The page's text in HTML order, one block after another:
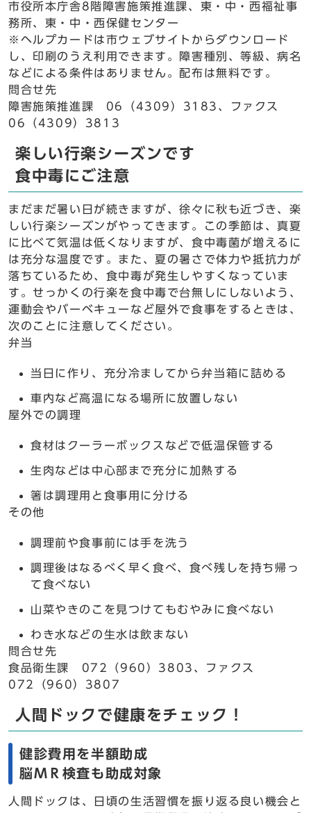
市役所本庁舎8階障害施策推進課、東・中・西福祉事
務所、東・中・西保健センター
※ヘルプカードは市ウェブサイトからダウンロード
し、印刷のうえ利用できます。障害種別、等級、病名
などによる条件はありません。配布は無料です。
問合せ先
障害施策推進課 06（4309）3183、ファクス
06（4309）3813
楽しい行楽シーズンです
食中毒にご注意
まだまだ暑い日が続きますが、徐々に秋も近づき、楽
しい行楽シーズンがやってきます。この季節は、真夏
に比べて気温は低くなりますが、食中毒菌が増えるに
は充分な温度です。また、夏の暑さで体力や抵抗力が
落ちているため、食中毒が発生しやすくなっていま
す。せっかくの行楽を食中毒で台無しにしないよう、
運動会やバーベキューなど屋外で食事をするときは、
次のことに注意してください。
弁当
当日に作り、充分冷ましてから弁当箱に詰める
車内など高温になる場所に放置しない
屋外での調理
食材はクーラーボックスなどで低温保管する
生肉などは中心部まで充分に加熱する
箸は調理用と食事用に分ける
その他
調理前や食事前には手を洗う
調理後はなるべく早く食べ、食べ残しを持ち帰っ
て食べない
山菜やきのこを見つけてもむやみに食べない
わき水などの生水は飲まない
問合せ先
食品衛生課 072（960）3803、ファクス
072（960）3807
人間ドックで健康をチェック！
健診費用を半額助成
脳ＭＲ検査も助成対象
人間ドックは、日頃の生活習慣を振り返る良い機会と